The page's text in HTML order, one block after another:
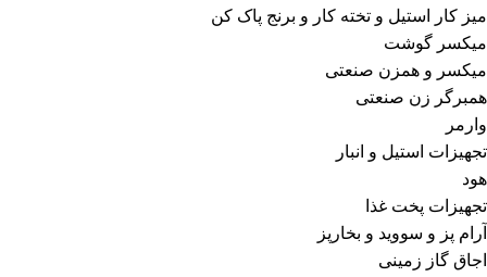
میز کار استیل و تخته کار و برنج پاک کن
میکسر گوشت
میکسر و همزن صنعتی
همبرگر زن صنعتی
وارمر
تجهیزات استیل و انبار
هود
تجهیزات پخت غذا
آرام پز و سووید و بخارپز
اجاق گاز زمینی